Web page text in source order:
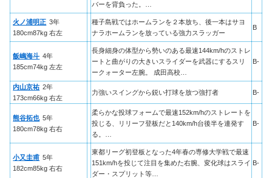
バーを背負った。…
火ノ浦明正 3年
180cm87kg 右左
種子島戦ではホームランを２本放ち、後一本はサヨ
ナラホームランを放っている強力スラッガー
B
飯嶋海斗 4年
185cm74kg 左左
長身細身の体型から勢いのある最速144km/hのストレ
ートと曲がりの大きいスライダーを武器にするスリ
ークォーター左腕。 成田高校…
B-
内山京祐 2年
173cm66kg 右左
力強いスイングから鋭い打球を放つ強打者 B-
熊谷拓也 5年
180cm78kg 右右
柔らかな投球フォームで最速152km/hのストレートを
投じる、リリーフ登板だと140km/h台後半を連発す
る。…
B-
小又圭甫 5年
182cm85kg 右右
東都リーグ初登板となった4年春の専修大学戦で最速
151km/hを投じて注目を集めた右腕、変化球はスライ
ダー・スプリット等…
B-